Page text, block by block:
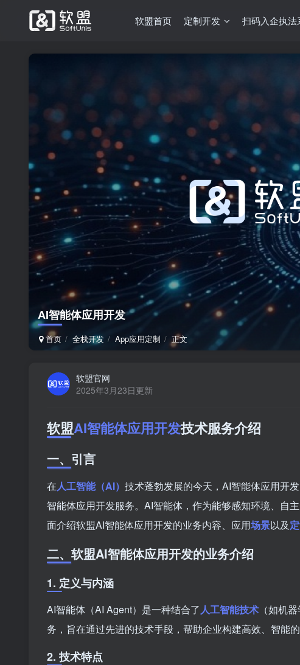
软盟首页 定制开发 扫码入企执法
AI智能体应用开发
首页 全栈开发 App应用定制 正文
软盟官网
2025年3月23日更新
软盟AI智能体应用开发技术服务介绍
一、引言
在人工智能（AI） 技术蓬勃发展的今天，AI智能体应用开
智能体应用开发服务。AI智能体，作为能够感知环境、自
面介绍软盟AI智能体应用开发的业务内容、应用场景以及
二、软盟AI智能体应用开发的业务介绍
1. 定义与内涵
AI智能体（AI Agent）是一种结合了 人工智能技术 （如机器
务，旨在通过先进的技术手段，帮助企业构建高效、智能
2. 技术特点